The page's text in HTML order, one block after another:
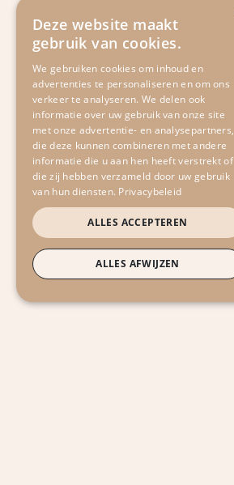
Deze website maakt
gebruik van cookies.
We gebruiken cookies om inhoud en
advertenties te personaliseren en om ons
verkeer te analyseren. We delen ook
informatie over uw gebruik van onze site
met onze advertentie- en analysepartners,
die deze kunnen combineren met andere
informatie die u aan hen heeft verstrekt of
die zij hebben verzameld door uw gebruik
van hun diensten. Privacybeleid
ALLES ACCEPTEREN
ALLES AFWIJZEN